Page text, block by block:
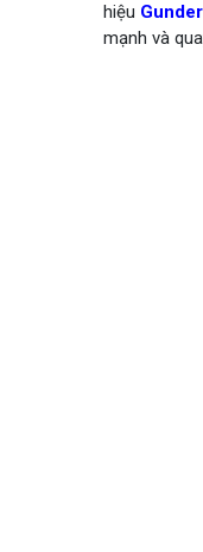
hiệu
mạnh và